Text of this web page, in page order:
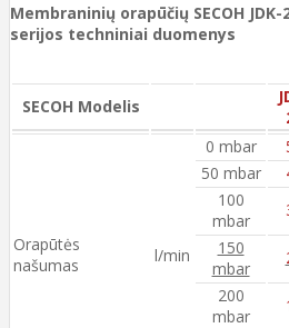
Membraninių orapūčių SECOH JDK-
serijos techniniai duomenys
SECOH Modelis
Orapūtės
našumas
l/min
0 mbar
50 mbar
100
mbar
150
mbar
200
mbar